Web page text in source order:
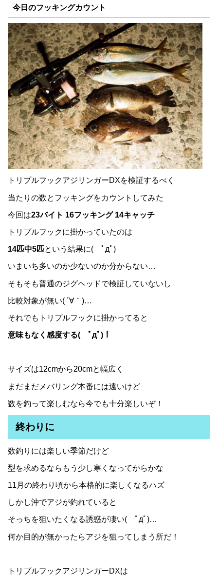
今日のフッキングカウント
トリプルフックアジリンガーDXを検証するべく
当たりの数とフッキングをカウントしてみた
今回は23バイト 16フッキング 14キャッチ
トリプルフックに掛かっていたのは
14匹中5匹という結果に( ﾟдﾟ)
いまいち多いのか少ないのか分からない…
そもそも普通のジグヘッドで検証していないし
比較対象が無い( ´∀｀)…
それでもトリプルフックに掛かってると
意味もなく感度する( ﾟдﾟ)！
サイズは12cmから20cmと幅広く
まだまだメバリング本番には遠いけど
数を釣って楽しむなら今でも十分楽しいぞ！
終わりに
数釣りには楽しい季節だけど
型を求めるならもう少し寒くなってからかな
11月の終わり頃から本格的に楽しくなるハズ
しかし沖でアジが釣れていると
そっちを狙いたくなる誘惑が凄い( ﾟдﾟ)…
何か目的が無かったらアジを狙ってしまう所だ！
トリプルフックアジリンガーDXは